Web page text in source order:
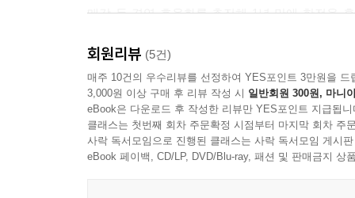
지, 에너지 효율화 등 신산업 부문에서 2030년까
경 4,000조 원이다. 이러한 에너지 신시장을 향해
자, 자동차, 금융, 심지어 유통과 식품 분야에 이
로벌 플레이어들의 빅매치가 에너지 신산업 분야
더 이상 전기차는 미래의 기술이 아니다. 이제 곧
매각 등 경영 효율화를 추진해 1년 만에 한전을
조성에도 박차를 가하고 있다. 그는 2만여 명의 직
조 사장은 특히 정보통신기술과 에너지를 결합해
한다고 강조하며, 에너지 신시장 진출을 위해 전
세계경제에 활력을 불어넣을 에너지 신산업은 과
혁신의 선도자로 부활한 한전은 한국의 미래에 어
회원리뷰 (5건)
매주 10건의 우수리뷰를 선정하여 YES포인트 3만원을 드
3,000원 이상 구매 후 리뷰 작성 시 일반회원 300원, 마니
eBook은 다운로드 후 작성한 리뷰만 YES포인트 지급됩니
클래스는 첫번째 회차 주문확정 시점부터 마지막 회차 주
사락 독서모임으로 진행된 클래스는 사락 독서모임 게시
eBook 페이백, CD/LP, DVD/Blu-ray, 패션 및 판매금지 상